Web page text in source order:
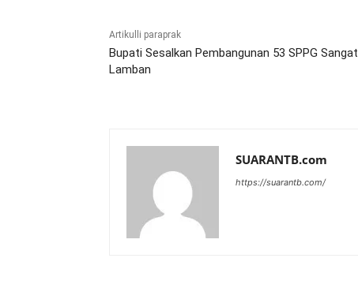
Artikulli paraprak
Bupati Sesalkan Pembangunan 53 SPPG Sangat
Lamban
SUARANTB.com
https://suarantb.com/